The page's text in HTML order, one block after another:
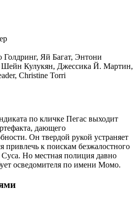
Яй Багат, Энтони
Кулукян, Джессика Й. Мартин,
Christine Torri
по кличке Пегас выходит
дающего
Он твердой рукой устраняет
привлечь к поискам безжалостного
Но местная полиция давно
осведомителя по имени Момо.